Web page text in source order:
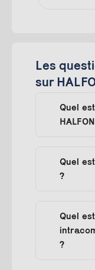
Les
sur
Quel
Quel
?
Quel
?